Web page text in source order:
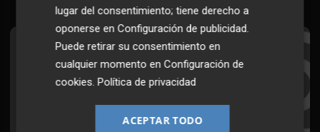
Suscríbete al Boletín
Todos los días a primera hora en tu email
lugar del consentimiento; tiene derecho a
oponerse enConfiguración de publicidad.
Puede retirar su consentimiento en
cualquier momento enConfiguración de
cookies.Política de privacidad
ACEPTAR TODO